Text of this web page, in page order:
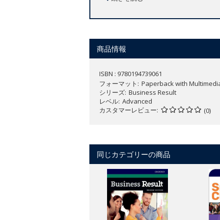
全6レベル（Starter ～Advanced）
商品情報
ISBN : 9780194739061
フォーマット
Paperback with
シリーズ Business Result
レベル Advanced
カスタマーレビュー
(0)
同じカテゴリーの商品